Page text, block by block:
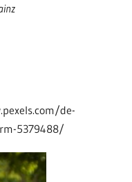
de-
5379488/